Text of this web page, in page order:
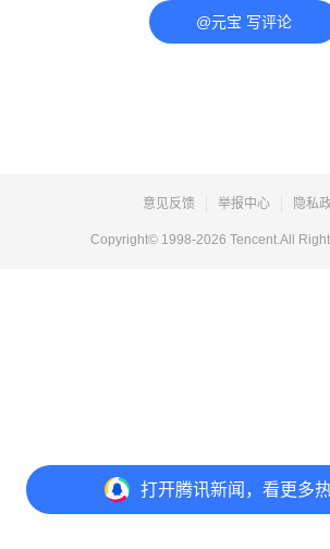
打开腾讯新闻，看更多
@元宝 写评论
意见反馈 举报中心 隐私
Copyright© 1998-2026 Tencent.All